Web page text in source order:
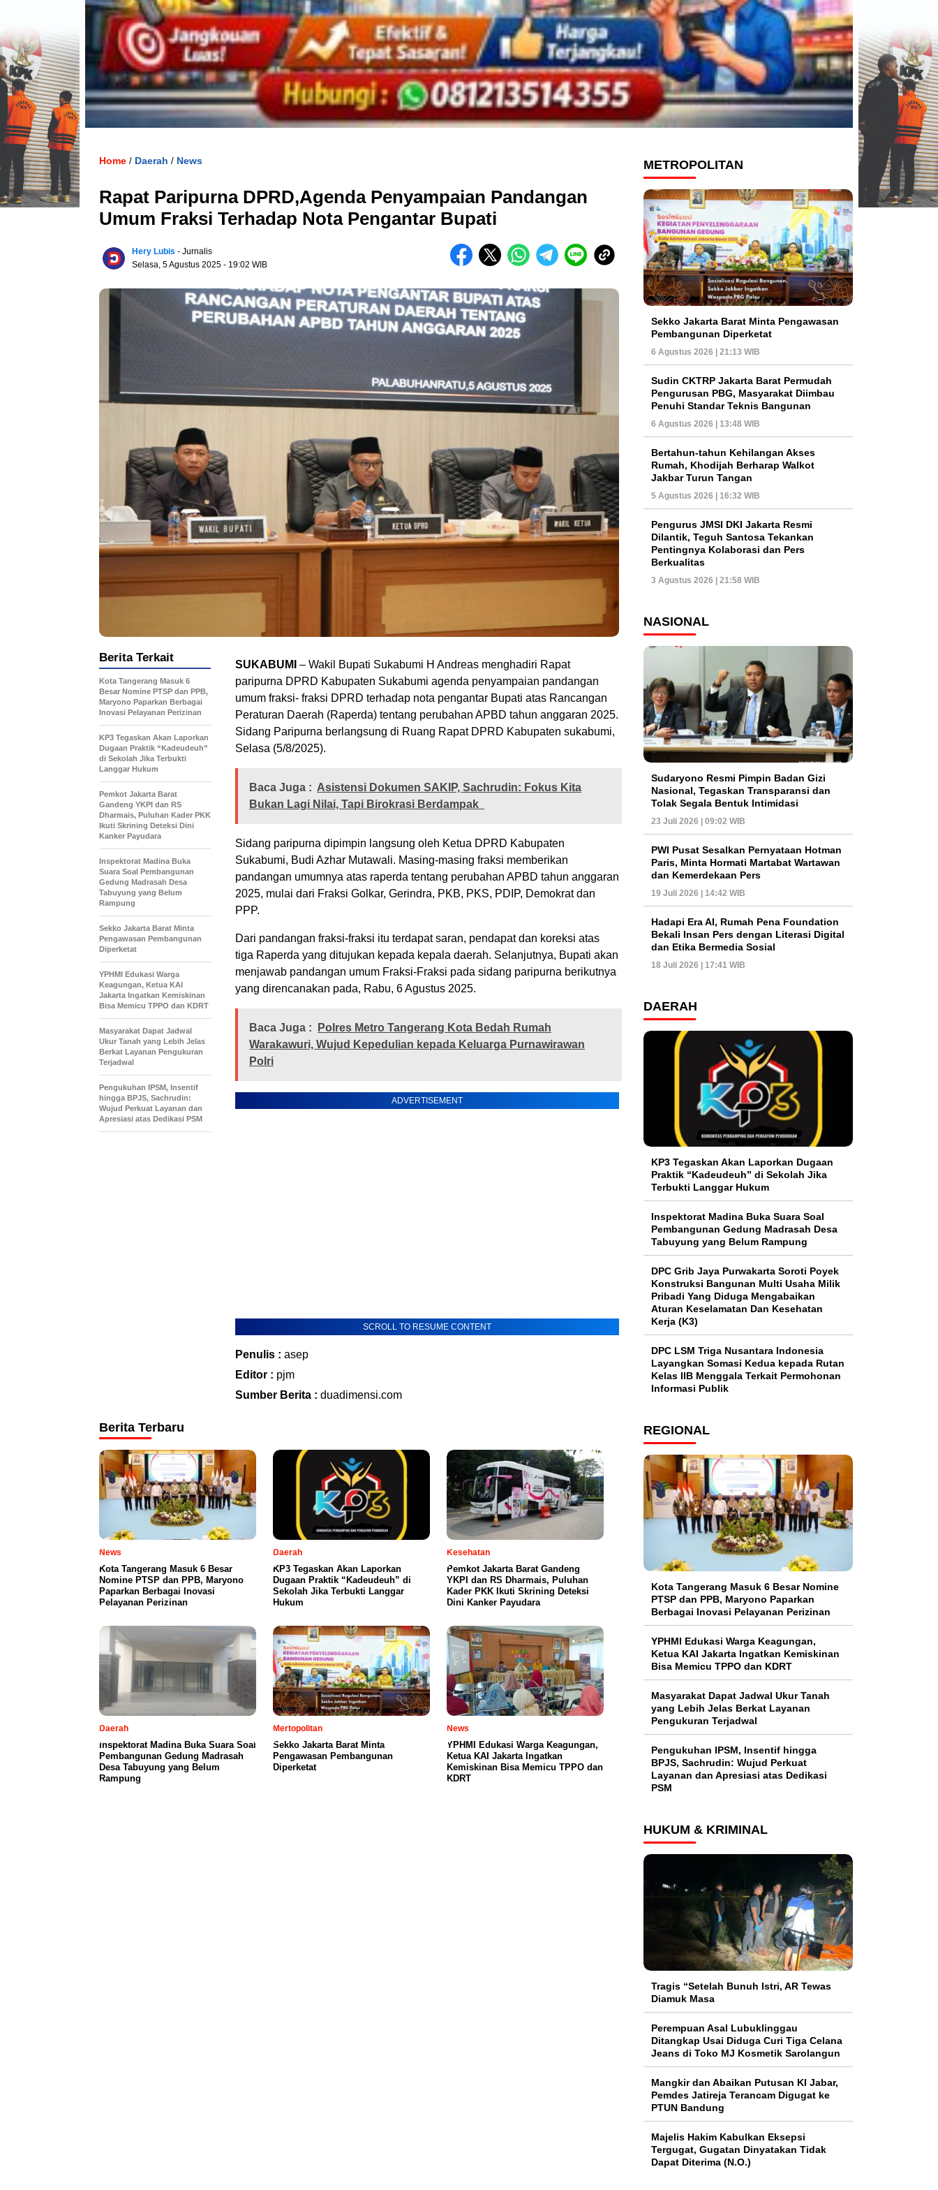
Home / Daerah / News
Rapat Paripurna DPRD,Agenda Penyampaian Pandangan
Umum Fraksi Terhadap Nota Pengantar Bupati
Hery Lubis - Jurnalis
Selasa, 5 Agustus 2025 - 19:02 WIB
SUKABUMI – Wakil Bupati Sukabumi H Andreas menghadiri Rapat
paripurna DPRD Kabupaten Sukabumi agenda penyampaian pandangan
umum fraksi- fraksi DPRD terhadap nota pengantar Bupati atas Rancangan
Peraturan Daerah (Raperda) tentang perubahan APBD tahun anggaran 2025.
Sidang Paripurna berlangsung di Ruang Rapat DPRD Kabupaten sukabumi,
Selasa (5/8/2025).
Baca Juga : Asistensi Dokumen SAKIP, Sachrudin: Fokus Kita
Bukan Lagi Nilai, Tapi Birokrasi Berdampak
Sidang paripurna dipimpin langsung oleh Ketua DPRD Kabupaten
Sukabumi, Budi Azhar Mutawali. Masing-masing fraksi memberikan
pandangan umumnya atas raperda tentang perubahan APBD tahun anggaran
2025, mulai dari Fraksi Golkar, Gerindra, PKB, PKS, PDIP, Demokrat dan
PPP.
Dari pandangan fraksi-fraksi itu terdapat saran, pendapat dan koreksi atas
tiga Raperda yang ditujukan kepada kepala daerah. Selanjutnya, Bupati akan
menjawab pandangan umum Fraksi-Fraksi pada sidang paripurna berikutnya
yang direncanakan pada, Rabu, 6 Agustus 2025.
Baca Juga :
Polres Metro Tangerang Kota Bedah Rumah
Warakawuri, Wujud Kepedulian kepada Keluarga Purnawirawan
Polri
ADVERTISEMENT
SCROLL TO RESUME CONTENT
Penulis : asep
Editor : pjm
Sumber Berita : duadimensi.com
Berita Terkait
Kota Tangerang Masuk 6
Besar Nomine PTSP dan PPB,
Maryono Paparkan Berbagai
Inovasi Pelayanan Perizinan
KP3 Tegaskan Akan Laporkan
Dugaan Praktik “Kadeudeuh”
di Sekolah Jika Terbukti
Langgar Hukum
Pemkot Jakarta Barat
Gandeng YKPI dan RS
Dharmais, Puluhan Kader PKK
Ikuti Skrining Deteksi Dini
Kanker Payudara
Inspektorat Madina Buka
Suara Soal Pembangunan
Gedung Madrasah Desa
Tabuyung yang Belum
Rampung
Sekko Jakarta Barat Minta
Pengawasan Pembangunan
Diperketat
YPHMI Edukasi Warga
Keagungan, Ketua KAI
Jakarta Ingatkan Kemiskinan
Bisa Memicu TPPO dan KDRT
Masyarakat Dapat Jadwal
Ukur Tanah yang Lebih Jelas
Berkat Layanan Pengukuran
Terjadwal
Pengukuhan IPSM, Insentif
hingga BPJS, Sachrudin:
Wujud Perkuat Layanan dan
Apresiasi atas Dedikasi PSM
Berita Terbaru
News
Kota Tangerang Masuk 6 Besar
Nomine PTSP dan PPB, Maryono
Paparkan Berbagai Inovasi
Pelayanan Perizinan
Daerah
KP3 Tegaskan Akan Laporkan
Dugaan Praktik “Kadeudeuh” di
Sekolah Jika Terbukti Langgar
Hukum
Kesehatan
Pemkot Jakarta Barat Gandeng
YKPI dan RS Dharmais, Puluhan
Kader PKK Ikuti Skrining Deteksi
Dini Kanker Payudara
Daerah
Inspektorat Madina Buka Suara Soal
Pembangunan Gedung Madrasah
Desa Tabuyung yang Belum
Rampung
Mertopolitan
Sekko Jakarta Barat Minta
Pengawasan Pembangunan
Diperketat
News
YPHMI Edukasi Warga Keagungan,
Ketua KAI Jakarta Ingatkan
Kemiskinan Bisa Memicu TPPO dan
KDRT
METROPOLITAN
Sekko Jakarta Barat Minta Pengawasan
Pembangunan Diperketat
6 Agustus 2026 | 21:13 WIB
Sudin CKTRP Jakarta Barat Permudah
Pengurusan PBG, Masyarakat Diimbau
Penuhi Standar Teknis Bangunan
6 Agustus 2026 | 13:48 WIB
Bertahun-tahun Kehilangan Akses
Rumah, Khodijah Berharap Walkot
Jakbar Turun Tangan
5 Agustus 2026 | 16:32 WIB
Pengurus JMSI DKI Jakarta Resmi
Dilantik, Teguh Santosa Tekankan
Pentingnya Kolaborasi dan Pers
Berkualitas
3 Agustus 2026 | 21:58 WIB
NASIONAL
Sudaryono Resmi Pimpin Badan Gizi
Nasional, Tegaskan Transparansi dan
Tolak Segala Bentuk Intimidasi
23 Juli 2026 | 09:02 WIB
PWI Pusat Sesalkan Pernyataan Hotman
Paris, Minta Hormati Martabat Wartawan
dan Kemerdekaan Pers
19 Juli 2026 | 14:42 WIB
Hadapi Era AI, Rumah Pena Foundation
Bekali Insan Pers dengan Literasi Digital
dan Etika Bermedia Sosial
18 Juli 2026 | 17:41 WIB
DAERAH
KP3 Tegaskan Akan Laporkan Dugaan
Praktik “Kadeudeuh” di Sekolah Jika
Terbukti Langgar Hukum
Inspektorat Madina Buka Suara Soal
Pembangunan Gedung Madrasah Desa
Tabuyung yang Belum Rampung
DPC Grib Jaya Purwakarta Soroti Poyek
Konstruksi Bangunan Multi Usaha Milik
Pribadi Yang Diduga Mengabaikan
Aturan Keselamatan Dan Kesehatan
Kerja (K3)
DPC LSM Triga Nusantara Indonesia
Layangkan Somasi Kedua kepada Rutan
Kelas IIB Menggala Terkait Permohonan
Informasi Publik
REGIONAL
Kota Tangerang Masuk 6 Besar Nomine
PTSP dan PPB, Maryono Paparkan
Berbagai Inovasi Pelayanan Perizinan
YPHMI Edukasi Warga Keagungan,
Ketua KAI Jakarta Ingatkan Kemiskinan
Bisa Memicu TPPO dan KDRT
Masyarakat Dapat Jadwal Ukur Tanah
yang Lebih Jelas Berkat Layanan
Pengukuran Terjadwal
Pengukuhan IPSM, Insentif hingga
BPJS, Sachrudin: Wujud Perkuat
Layanan dan Apresiasi atas Dedikasi
PSM
HUKUM & KRIMINAL
Tragis “Setelah Bunuh Istri, AR Tewas
Diamuk Masa
Perempuan Asal Lubuklinggau
Ditangkap Usai Diduga Curi Tiga Celana
Jeans di Toko MJ Kosmetik Sarolangun
Mangkir dan Abaikan Putusan KI Jabar,
Pemdes Jatireja Terancam Digugat ke
PTUN Bandung
Majelis Hakim Kabulkan Eksepsi
Tergugat, Gugatan Dinyatakan Tidak
Dapat Diterima (N.O.)